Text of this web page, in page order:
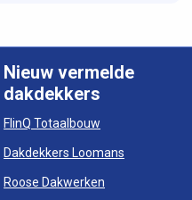
Nieuw vermelde
dakdekkers
FlinQ Totaalbouw
Dakdekkers Loomans
Roose Dakwerken